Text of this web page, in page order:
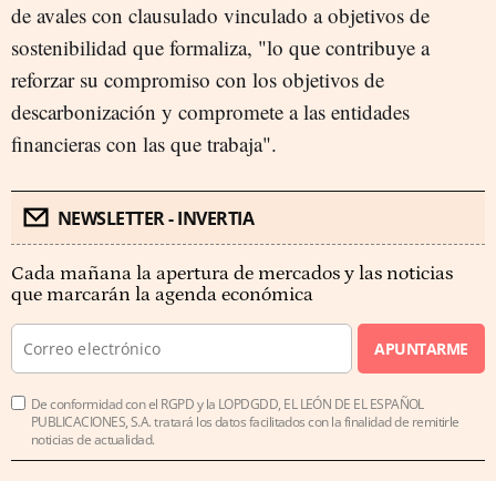
de avales con clausulado vinculado a objetivos de
sostenibilidad que formaliza, "lo que contribuye a
reforzar su compromiso con los objetivos de
descarbonización y compromete a las entidades
financieras con las que trabaja".
NEWSLETTER - INVERTIA
Cada mañana la apertura de mercados y las noticias
que marcarán la agenda económica
APUNTARME
De conformidad con el RGPD y la LOPDGDD, EL LEÓN DE EL ESPAÑOL
PUBLICACIONES, S.A. tratará los datos facilitados con la finalidad de remitirle
noticias de actualidad.